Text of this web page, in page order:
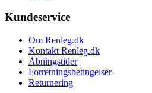
Kundeservice
Om Renleg.dk
Kontakt Renleg.dk
Åbningstider
Forretningsbetingelser
Returnering